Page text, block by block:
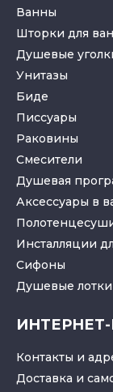
Ванны
Шторки для
Душевые
Унитазы
Биде
Писсуары
Раковины
Смесители
Душевая
Аксессуары в
Инсталляции
Cифоны
Душевые лотки
Контакты и
Доставка и